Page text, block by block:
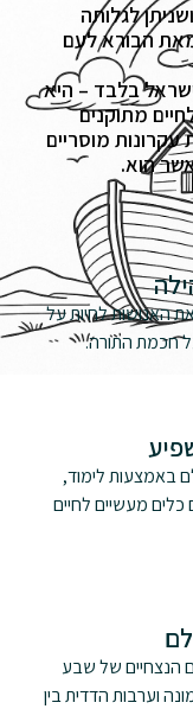
לגלותה
הבורא לעם
בלבד – היא
מתוקנים
מוסריים
הוא.
האנושות לחיות על
חכמת התורה.
באמצעות לימוד,
כלים מעשיים לחיים
הנצחיים של שבע
וערבות הדדית בין